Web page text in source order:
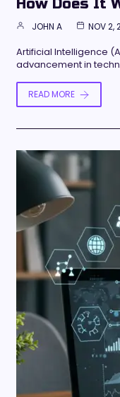
How Does It
JOHN A NOV 2,
Artificial Intelligence
advancement in
READ MORE